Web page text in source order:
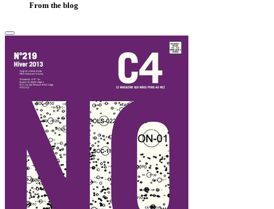
From the blog